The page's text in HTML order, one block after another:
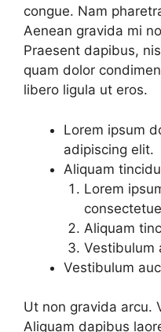
congue. Nam
Aenean gravida mi
Praesent dapibus,
quam dolor
libero ligula ut eros.
Lorem ipsum
adipiscing elit.
Aliquam
Lorem
Aliquam
Vestibulum
Vestibulum
Ut non gravida arcu.
Aliquam dapibus